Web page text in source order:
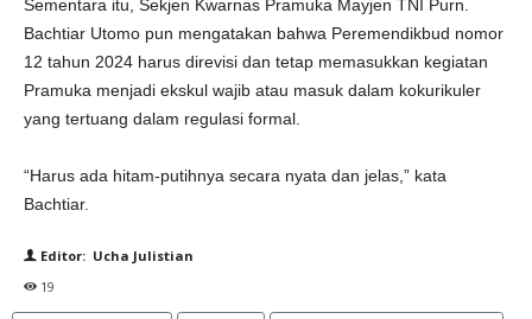
Sementara itu, Sekjen Kwarnas Pramuka Mayjen TNI Purn.
Bachtiar Utomo pun mengatakan bahwa Peremendikbud nomor
12 tahun 2024 harus direvisi dan tetap memasukkan kegiatan
Pramuka menjadi ekskul wajib atau masuk dalam kokurikuler
yang tertuang dalam regulasi formal.
“Harus ada hitam-putihnya secara nyata dan jelas,” kata
Bachtiar.
Editor: Ucha Julistian
19